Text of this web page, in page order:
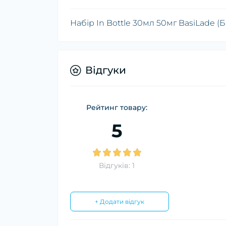
Набір In Bottle 30мл 50мг BasiLade
Відгуки
Рейтинг товару:
5
Відгуків: 1
+ Додати відгук